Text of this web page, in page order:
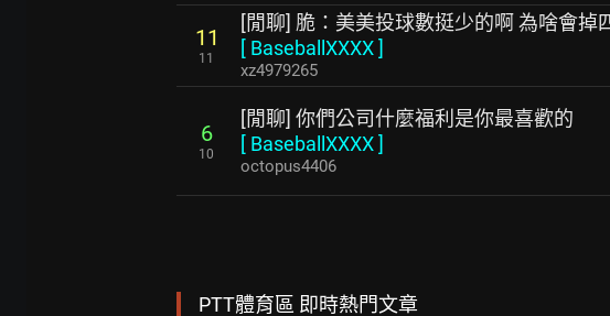
11
11
[閒聊] 脆：美美投球數挺少的啊 為啥會掉
[ BaseballXXXX]
xz4979265
6
10
[閒聊] 你們公司什麼福利是你最喜歡的
[ BaseballXXXX]
octopus4406
PTT體育區 即時熱門文章